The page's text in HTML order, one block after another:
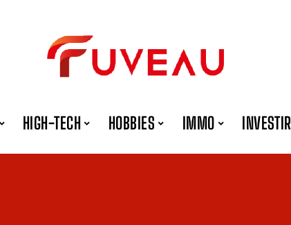
HIGH-TECH HOBBIES IMMO INVESTIR